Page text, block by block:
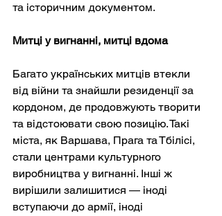
та історичним документом.
Митці у вигнанні, митці вдома
Багато українських митців втекли
від війни та знайшли резиденції за
кордоном, де продовжують творити
та відстоювати свою позицію. Такі
міста, як Варшава, Прага та Тбілісі,
стали центрами культурного
виробництва у вигнанні. Інші ж
вирішили залишитися — іноді
вступаючи до армії, іноді